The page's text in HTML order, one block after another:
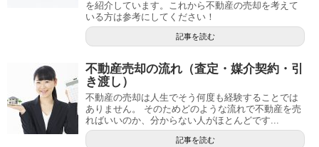
を紹介しています。これから不動産の売却を考えて
いる方は参考にしてください！
記事を読む
不動産売却の流れ（査定・媒介契約・引
き渡し）
不動産の売却は人生でそう何度も経験することでは
ありません。 そのためどのような流れで不動産を売
ればいいのか、分からない人がほとんどです...
記事を読む